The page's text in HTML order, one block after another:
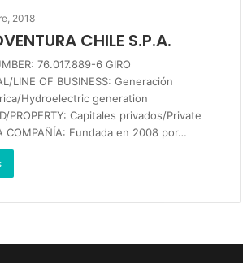
2018
CHILE S.P.A.
76.017.889-6 GIRO
LINE OF BUSINESS: Generación
Hydroelectric generation
PROPERTY: Capitales privados/Private
COMPAÑÍA: Fundada en 2008 por…